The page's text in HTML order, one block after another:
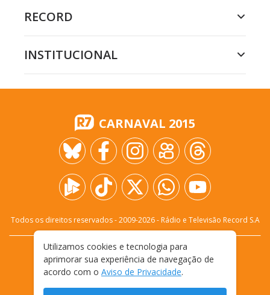
RECORD
INSTITUCIONAL
CARNAVAL 2015
Todos os direitos reservados - 2009-2026- Rádio e Televisão Record S.A
FALE CONOSCO
PRIVACIDADE
TERMOS E CONDIÇÕES DE USO
Utilizamos cookies e tecnologia para
aprimorar sua experiência de navegação de
acordo com o Aviso de Privacidade.